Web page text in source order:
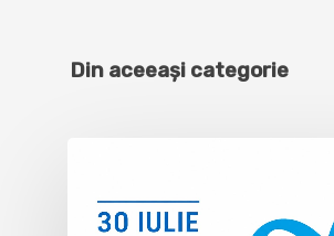
Din aceeași categorie